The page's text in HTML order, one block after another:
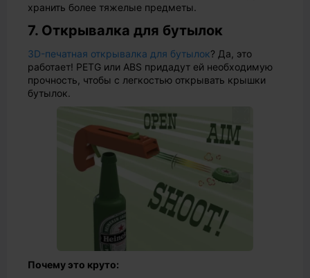
хранить более тяжелые предметы.
7. Открывалка для бутылок
3D-печатная открывалка для бутылок? Да, это
работает! PETG или ABS придадут ей необходимую
прочность, чтобы с легкостью открывать крышки
бутылок.
Почему это круто: